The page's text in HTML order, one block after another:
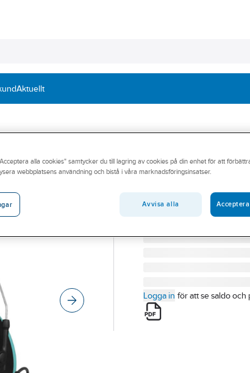
Aktuellt
3M PELTOR
Hörselkåpa 3M
HÖRSELKÅPA PELTOR
Artikelnummer:
875830
7100333019
Logga in för att se saldo och
alla cookies" samtycker du till lagring av cookies på din enhet för att
webbplatsens användning och bistå i våra marknadsföringsinsatser.
Avvisa alla